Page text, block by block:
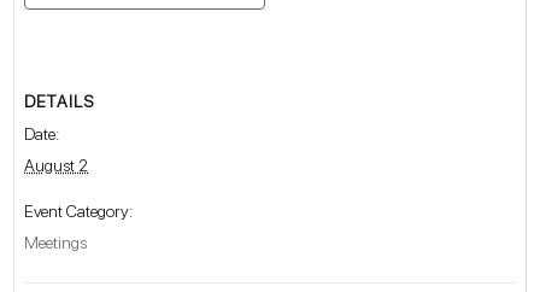
DETAILS
Date:
August 2
Event Category:
Meetings